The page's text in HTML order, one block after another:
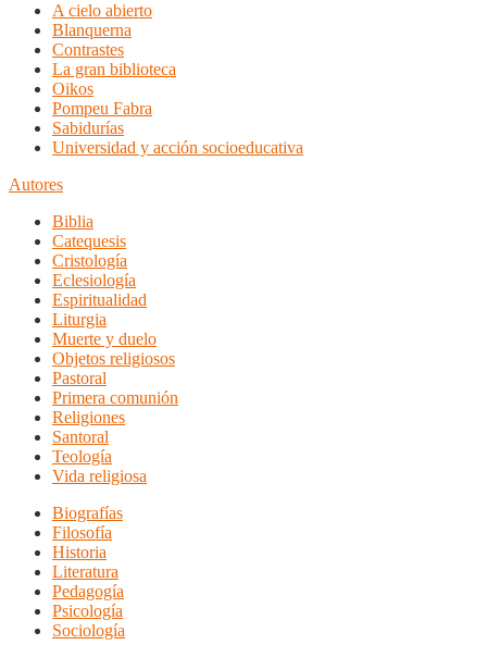
A cielo abierto
Blanquerna
Contrastes
La gran biblioteca
Oikos
Pompeu Fabra
Sabidurías
Universidad y acción socioeducativa
Autores
Biblia
Catequesis
Cristología
Eclesiología
Espiritualidad
Liturgia
Muerte y duelo
Objetos religiosos
Pastoral
Primera comunión
Religiones
Santoral
Teología
Vida religiosa
Biografías
Filosofía
Historia
Literatura
Pedagogía
Psicología
Sociología